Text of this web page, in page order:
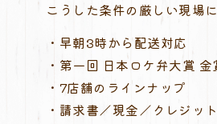
こうした条件の厳しい現場
・早朝3時から配送対応
・第一回 日本ロケ弁大賞 金
・7店舗のラインナップ
・請求書／現金／クレジッ